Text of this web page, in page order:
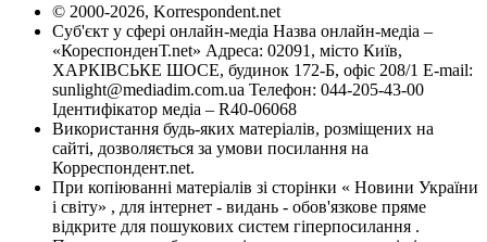
© 2000-2026, Korrespondent.net
Суб'єкт у сфері онлайн-медіа Назва онлайн-медіа –
«КореспонденТ.net» Адреса: 02091, місто Київ,
ХАРКІВСЬКЕ ШОСЕ, будинок 172-Б, офіс 208/1 E-mail:
sunlight@mediadim.com.ua Телефон: 044-205-43-00
Ідентифікатор медіа – R40-06068
Використання будь-яких матеріалів, розміщених на
сайті, дозволяється за умови посилання на
Корреспондент.net.
При копіюванні матеріалів зі сторінки « Новини України
і світу» , для інтернет - видань - обов'язкове пряме
відкрите для пошукових систем гіперпосилання .